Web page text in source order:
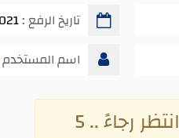
تاريخ الرفع :21-
اسم
انتظر رجاءً .. 5